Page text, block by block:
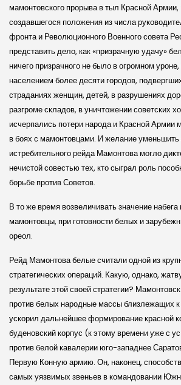
мамонтовского прорыва в тыл Красной Армии,
создавшегося положения из числа
фронта и Революционного Военного совета
представить дело, как «призрачную удачу»
ничего призрачного не было в огромном
населением более десяти городов,
страданиях женщин, детей, в разрушениях
разгроме складов, в уничтожении советских
исчерпались потери народа и Красной Армии
в боях с мамонтовцами. И желание уменьшить
истребительного рейда Мамонтова могло
нечистой совестью тех, кто сыграл роль
борьбе против Советов.
В то же время возвеличивать значение
мамонтовцы, при готовности белых и
ореол.
Рейд Мамонтова белые считали одной из
стратегических операций. Какую, однако,
результате этой своей стратегии?
против белых народные массы близлежащих
ускорил дальнейшее формирование красной
буденовский корпус (к этому времени уже с
против белой кавалерии юго-западнее
Первую Конную армию. Он, наконец,
самых уязвимых звеньев в командовании